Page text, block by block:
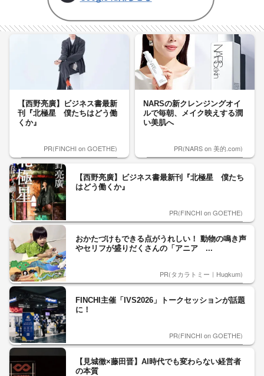
【西野亮廣】ビジネス書最新
刊『北極星 僕たちはどう働
くか』
PR(FINCHI on GOETHE)
NARSの新クレンジングオイ
ルで毎朝、メイク映えする潤
い美肌へ
PR(NARS on 美的.com)
【西野亮廣】ビジネス書最新刊『北極星 僕たち
はどう働くか』
PR(FINCHI on GOETHE)
おかたづけもできる点がうれしい！ 動物の鳴き声
やセリフが盛りだくさんの「アニア ...
PR(タカラトミー｜Hugkum)
FINCHI主催「IVS2026」トークセッションが話題
に！
PR(FINCHI on GOETHE)
【見城徹×藤田晋】AI時代でも変わらない経営者
の本質